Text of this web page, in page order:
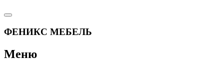
ФЕНИКС МЕБЕЛЬ
Меню